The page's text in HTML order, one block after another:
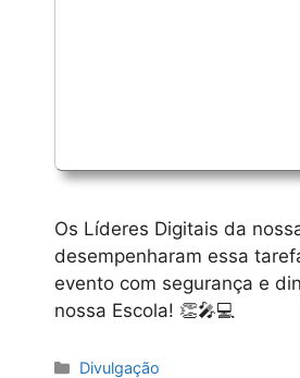
Os Líderes Digitais da
desempenharam essa
evento com segurança e
nossa Escola! 👏🎤💻
Categorias
Divulgação